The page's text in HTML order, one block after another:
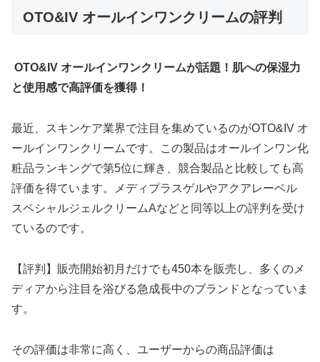
OTO&IV オールインワンクリームの評判
OTO&IV オールインワンクリームが話題！肌への保湿力
と使用感で高評価を獲得！
最近、スキンケア業界で注目を集めているのがOTO&IV オ
ールインワンクリームです。この製品はオールインワン化
粧品ランキングで第5位に輝き、競合製品と比較しても高
評価を得ています。メディプラスゲルやアクアレーベル
スペシャルジェルクリームAなどと同等以上の評判を受け
ているのです。
【評判】販売開始初月だけでも450本を販売し、多くのメ
ディアから注目を浴びる急成長中のブランドとなっていま
す。
その評価は非常に高く、ユーザーからの商品評価は